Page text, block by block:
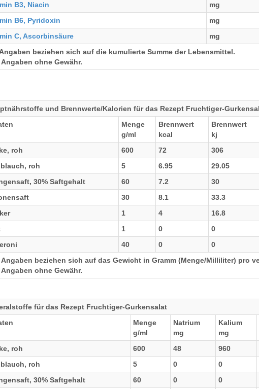
B3, Niacin
mg
B6, Pyridoxin
mg
C, Ascorbinsäure
mg
beziehen sich auf die kumulierte Summe der Lebensmittel.
Angaben ohne Gewähr.
und Brennwerte/Kalorien für das Rezept Fruchtiger-
Menge
g/ml
Brennwert
kcal
Brennwert
kj
roh
600 72 306
roh
5 6.95 29.05
30% Saftgehalt
60 7.2 30
30 8.1 33.3
1 4 16.8
1 0 0
40 0 0
Angaben beziehen sich auf das Gewicht in Gramm (Menge/Milliliter) pro
Angaben ohne Gewähr.
für das Rezept Fruchtiger-Gurkensalat
Menge
g/ml
Natrium
mg
Kalium
mg
roh
600 48 960
roh
5 0 0
30% Saftgehalt
60 0 0